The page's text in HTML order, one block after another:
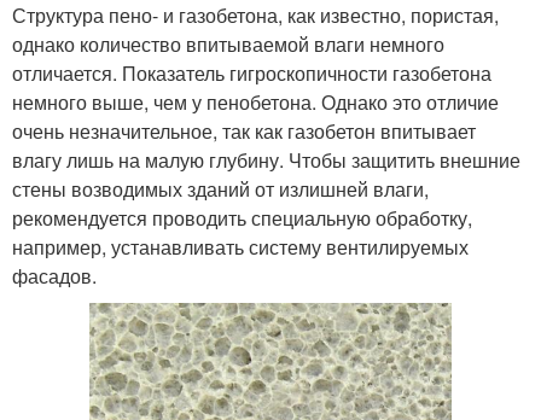
Структура пено- и газобетона, как известно, пористая,
однако количество впитываемой влаги немного
отличается. Показатель гигроскопичности газобетона
немного выше, чем у пенобетона. Однако это отличие
очень незначительное, так как газобетон впитывает
влагу лишь на малую глубину. Чтобы защитить внешние
стены возводимых зданий от излишней влаги,
рекомендуется проводить специальную обработку,
например, устанавливать систему вентилируемых
фасадов.